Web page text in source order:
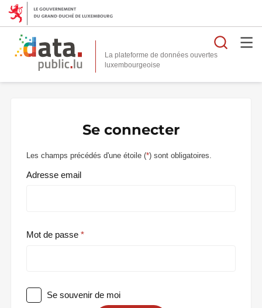
La plateforme de données ouvertes
Se connecter
Les champs précédés d'une étoile (*) sont obligatoires.
Adresse email
Mot de passe
Se souvenir de moi